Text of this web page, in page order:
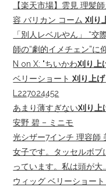
【楽天市場】雲見 理髪
容 バリカン コーム刈り
「別人レベルやん」 “
師の“劇的イメチェン”に
N on X: "ちいかわ刈り上
ベリーショート刈り上げ
L227024452
あまり薄すぎない刈り上
安野 碧 – ミニモ
光シザー7インチ 理容師
女子です。タッセルボブ
っています。私は頭が大…
ウィッグ ベリーショー